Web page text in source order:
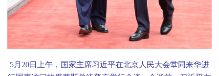
5月 20日上午，国家主席习近平在北京人民大会堂同来华进